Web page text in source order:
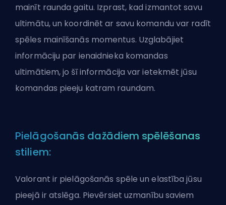
mainīt raunda gaitu. Izprast, kad izmantot savu
ultimātu, un koordinēt ar savu komandu var radīt
spēles mainīšanās momentus. Uzglabājiet
informāciju par ienaidnieka komandas
ultimātiem, jo šī informācija var ietekmēt jūsu
komandas pieeju katram raundam.
Pielāgošanās dažādiem spēlēšanas
stiliem:
Valorant ir pielāgošanās spēle un elastība jūsu
pieejā ir atslēga. Pievērsiet uzmanību saviem